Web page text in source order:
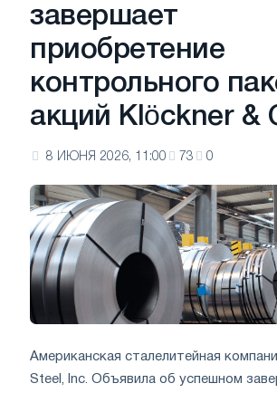
завершает
приобретение
контрольного
акций Klöckner &
8 ИЮНЯ 2026, 11:00 73 0
Американская сталелитейная
Steel, Inc. Объявила об успешном